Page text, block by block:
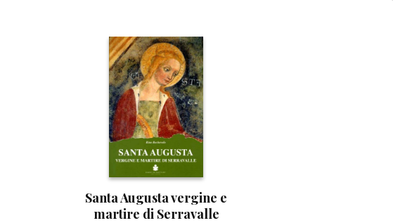
Santa Augusta vergine e
martire di Serravalle